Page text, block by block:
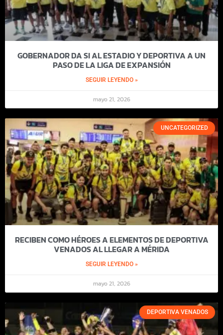
GOBERNADOR DA SI AL ESTADIO Y DEPORTIVA A UN
PASO DE LA LIGA DE EXPANSIÓN
SEGUIR LEYENDO »
mayo 21, 2026
UNCATEGORIZED
RECIBEN COMO HÉROES A ELEMENTOS DE DEPORTIVA
VENADOS AL LLEGAR A MÉRIDA
SEGUIR LEYENDO »
mayo 21, 2026
DEPORTIVA VENADOS